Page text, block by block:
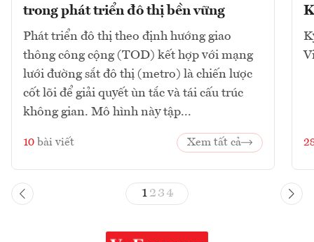
trong phát triển đô thị bền vững
Phát triển đô thị theo định hướng giao
thông công cộng (TOD) kết hợp với mạng
lưới đường sắt đô thị (metro) là chiến lược
cốt lõi để giải quyết ùn tắc và tái cấu trúc
không gian. Mô hình này tập...
10 bài viết Xem tất cả
1 23 4